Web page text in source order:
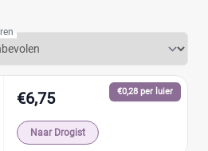
€0,28 per luier
€6,75
Naar Drogist